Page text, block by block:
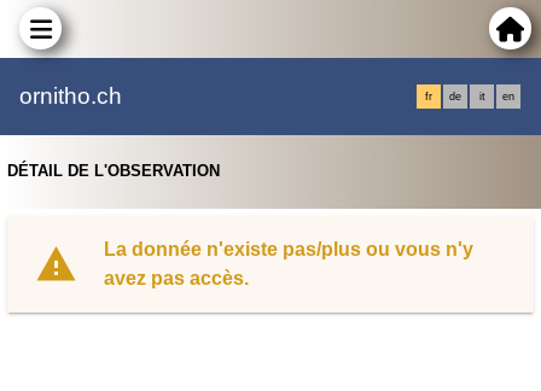
ornitho.ch fr de it en
DÉTAIL DE L'OBSERVATION
La donnée n'existe pas/plus ou vous n'y
avez pas accès.